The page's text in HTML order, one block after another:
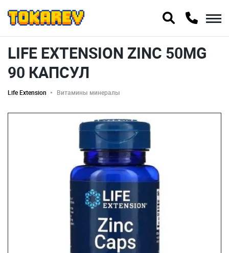
LIFE EXTENSION ZINC 50MG
90 КАПСУЛ
Life Extension Витамины минералы